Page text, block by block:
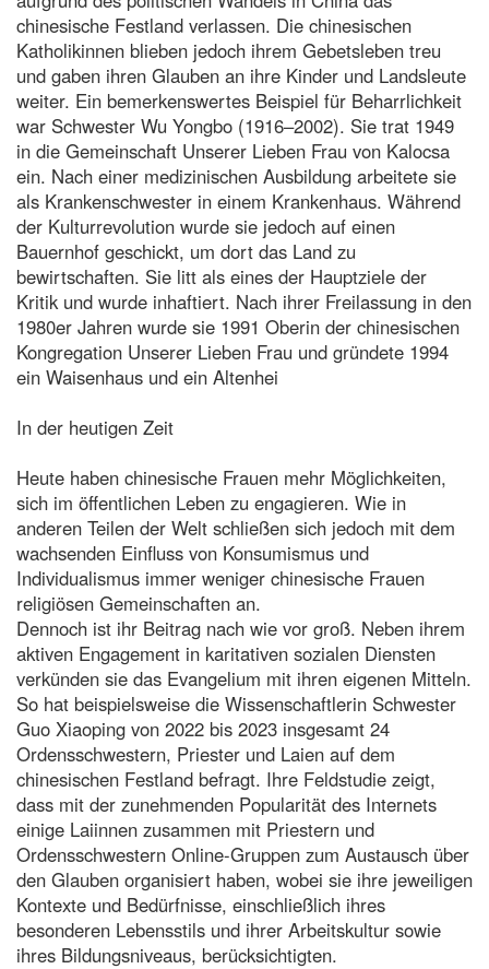
chinesische Festland verlassen. Die chinesischen
Katholikinnen blieben jedoch ihrem Gebetsleben treu
und gaben ihren Glauben an ihre Kinder und Landsleute
weiter. Ein bemerkenswertes Beispiel für Beharrlichkeit
war Schwester Wu Yongbo (1916–2002). Sie trat 1949
in die Gemeinschaft Unserer Lieben Frau von Kalocsa
ein. Nach einer medizinischen Ausbildung arbeitete sie
als Krankenschwester in einem Krankenhaus. Während
der Kulturrevolution wurde sie jedoch auf einen
Bauernhof geschickt, um dort das Land zu
bewirtschaften. Sie litt als eines der Hauptziele der
Kritik und wurde inhaftiert. Nach ihrer Freilassung in den
1980er Jahren wurde sie 1991 Oberin der chinesischen
Kongregation Unserer Lieben Frau und gründete 1994
ein Waisenhaus und ein Altenhei
In der heutigen Zeit
Heute haben chinesische Frauen mehr Möglichkeiten,
sich im öffentlichen Leben zu engagieren. Wie in
anderen Teilen der Welt schließen sich jedoch mit dem
wachsenden Einfluss von Konsumismus und
Individualismus immer weniger chinesische Frauen
religiösen Gemeinschaften an.
Dennoch ist ihr Beitrag nach wie vor groß. Neben ihrem
aktiven Engagement in karitativen sozialen Diensten
verkünden sie das Evangelium mit ihren eigenen Mitteln.
So hat beispielsweise die Wissenschaftlerin Schwester
Guo Xiaoping von 2022 bis 2023 insgesamt 24
Ordensschwestern, Priester und Laien auf dem
chinesischen Festland befragt. Ihre Feldstudie zeigt,
dass mit der zunehmenden Popularität des Internets
einige Laiinnen zusammen mit Priestern und
Ordensschwestern Online-Gruppen zum Austausch über
den Glauben organisiert haben, wobei sie ihre jeweiligen
Kontexte und Bedürfnisse, einschließlich ihres
besonderen Lebensstils und ihrer Arbeitskultur sowie
ihres Bildungsniveaus, berücksichtigten.